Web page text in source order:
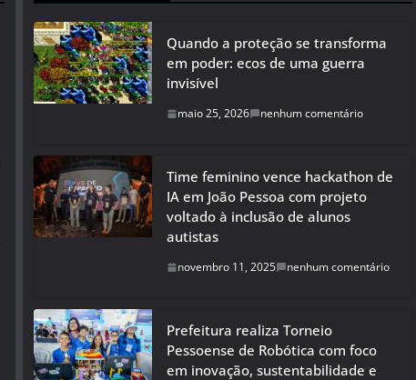
Quando a proteção se transforma
em poder: ecos de uma guerra
invisível
maio 25, 2026 nenhum comentário
Time feminino vence hackathon de
IA em João Pessoa com projeto
voltado à inclusão de alunos
autistas
novembro 11, 2025 nenhum comentário
Prefeitura realiza Torneio
Pessoense de Robótica com foco
em inovação, sustentabilidade e